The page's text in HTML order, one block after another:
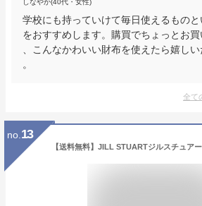
しなやか(40代・女性)
学校にも持っていけて毎日使えるもの
をおすすめします。購買でちょっとお
、こんなかわいい財布を使えたら嬉し
。
全て
no. 13